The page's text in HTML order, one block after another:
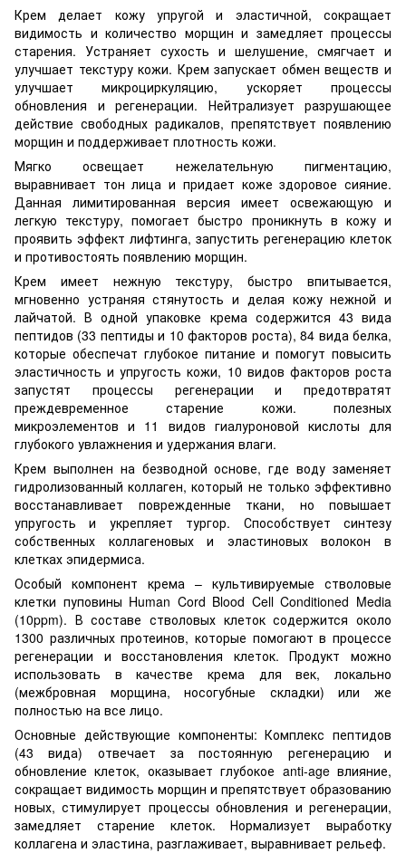
Крем делает кожу упругой и эластичной, сокращает
видимость и количество морщин и замедляет процессы
старения. Устраняет сухость и шелушение, смягчает и
улучшает текстуру кожи. Крем запускает обмен веществ и
улучшает микроциркуляцию, ускоряет процессы
обновления и регенерации. Нейтрализует разрушающее
действие свободных радикалов, препятствует появлению
морщин и поддерживает плотность кожи.
Мягко освещает нежелательную пигментацию,
выравнивает тон лица и придает коже здоровое сияние.
Данная лимитированная версия имеет освежающую и
легкую текстуру, помогает быстро проникнуть в кожу и
проявить эффект лифтинга, запустить регенерацию клеток
и противостоять появлению морщин.
Крем имеет нежную текстуру, быстро впитывается,
мгновенно устраняя стянутость и делая кожу нежной и
лайчатой. В одной упаковке крема содержится 43 вида
пептидов (33 пептиды и 10 факторов роста), 84 вида белка,
которые обеспечат глубокое питание и помогут повысить
эластичность и упругость кожи, 10 видов факторов роста
запустят процессы регенерации и предотвратят
преждевременное старение кожи. полезных
микроэлементов и 11 видов гиалуроновой кислоты для
глубокого увлажнения и удержания влаги.
Крем выполнен на безводной основе, где воду заменяет
гидролизованный коллаген, который не только эффективно
восстанавливает поврежденные ткани, но повышает
упругость и укрепляет тургор. Способствует синтезу
собственных коллагеновых и эластиновых волокон в
клетках эпидермиса.
Особый компонент крема – культивируемые стволовые
клетки пуповины Human Cord Blood Cell Conditioned Media
(10ppm). В составе стволовых клеток содержится около
1300 различных протеинов, которые помогают в процессе
регенерации и восстановления клеток. Продукт можно
использовать в качестве крема для век, локально
(межбровная морщина, носогубные складки) или же
полностью на все лицо.
Основные действующие компоненты: Комплекс пептидов
(43 вида) отвечает за постоянную регенерацию и
обновление клеток, оказывает глубокое anti-age влияние,
сокращает видимость морщин и препятствует образованию
новых, стимулирует процессы обновления и регенерации,
замедляет старение клеток. Нормализует выработку
коллагена и эластина, разглаживает, выравнивает рельеф.